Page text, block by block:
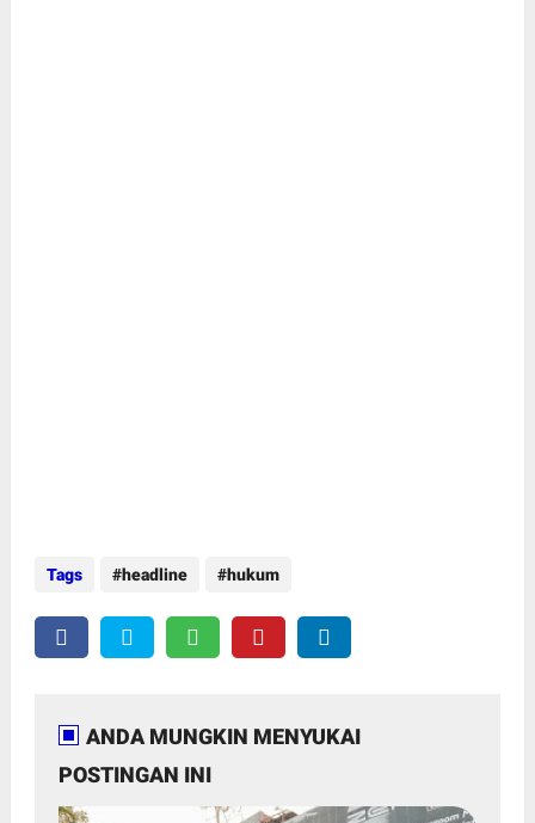
Tags headline hukum
ANDA MUNGKIN MENYUKAI
POSTINGAN INI